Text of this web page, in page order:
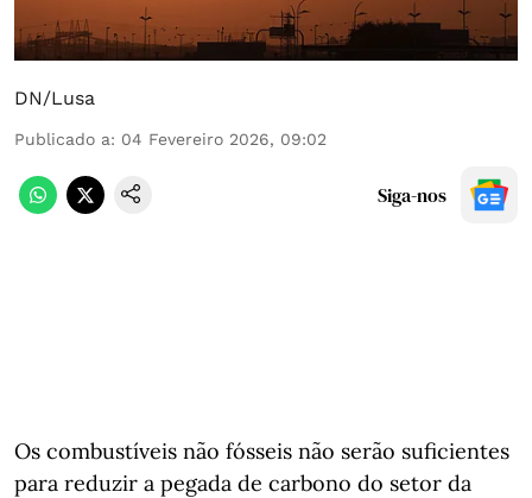
DN/Lusa
Publicado a: 04 Fevereiro 2026, 09:02
Siga-nos
Os combustíveis não fósseis não serão suficientes
para reduzir a pegada de carbono do setor da